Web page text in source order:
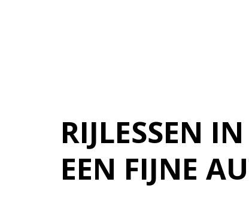
RIJLESSEN IN
EEN FIJNE